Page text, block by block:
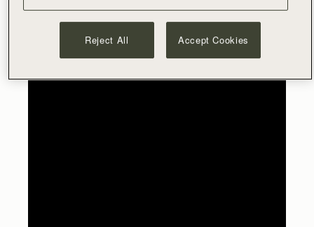
Reject All Accept Cookies